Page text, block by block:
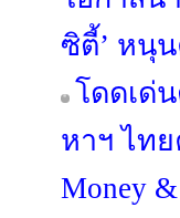
ซิตี้’ หนุ
โดดเด่
หาฯ ไท
Money